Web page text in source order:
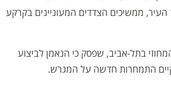
לבניית 270 יחידות דיור במרכז העיר, ממשיכים הצדדים המעוניינים בקרקע
בתל-אביב, שפסק כי הנאמן לביצוע
התמחרות חדשה על המגרש.